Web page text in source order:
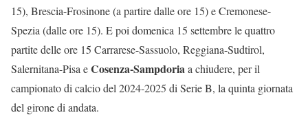
15), Brescia-Frosinone (a partire dalle ore 15) e Cremonese-
Spezia (dalle ore 15). E poi domenica 15 settembre le quattro
partite delle ore 15 Carrarese-Sassuolo, Reggiana-Sudtirol,
Salernitana-Pisa eCosenza-Sampdoriaa chiudere, per il
campionato di calcio del 2024-2025 di Serie B, la quinta giornata
del girone di andata.